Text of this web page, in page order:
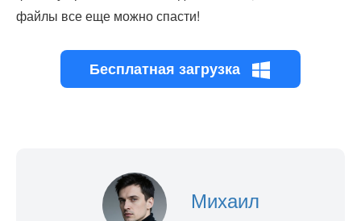
файлы все еще можно спасти!
Бесплатная загрузка
Михаил